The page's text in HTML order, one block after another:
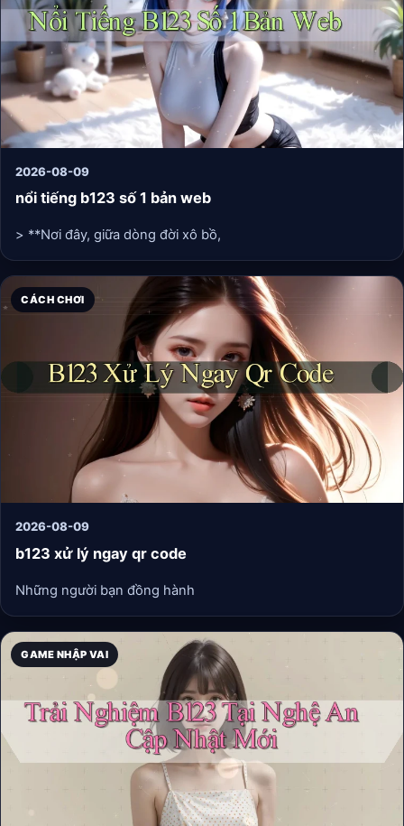
2026-08-09
nổi tiếng b123 số 1 bản web
> **Nơi đây, giữa dòng đời xô bồ,
CÁCH CHƠI
2026-08-09
b123 xử lý ngay qr code
Những người bạn đồng hành
GAME NHẬP VAI